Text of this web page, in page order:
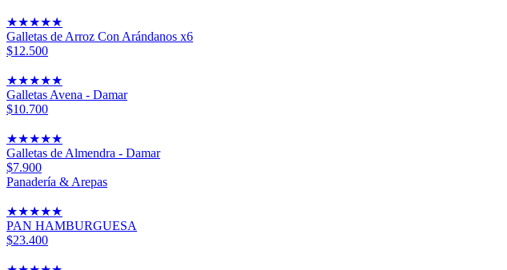
★★★★★
Galletas de Arroz Con Arándanos x6
$12.500
★★★★★
Galletas Avena - Damar
$10.700
★★★★★
Galletas de Almendra - Damar
$7.900
Panadería & Arepas
★★★★★
PAN HAMBURGUESA
$23.400